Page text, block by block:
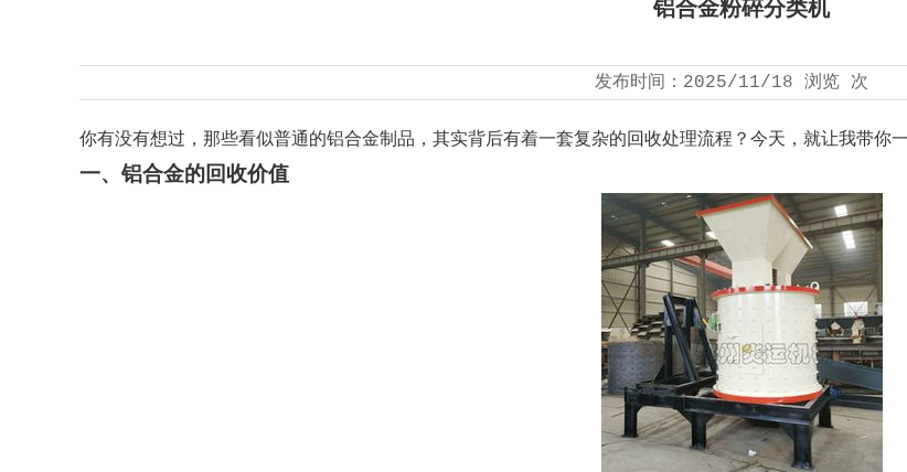
铝合金粉碎分类机
发布时间： 2025/11/18 浏览 次
你有没有想过，那些看似普通的铝合金制品，其实背后有着一套复杂的回收处理流程？今天，就让我带你
一、铝合金的回收价值